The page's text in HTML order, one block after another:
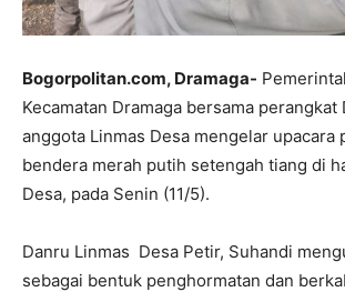
Bogorpolitan.com, Dramaga-
Kecamatan Dramaga bersama perangkat
anggota Linmas Desa mengelar upacara
bendera merah putih setengah tiang di
Desa, pada Senin (11/5).
‎‎Danru Linmas Desa Petir, Suhandi
sebagai bentuk penghormatan dan